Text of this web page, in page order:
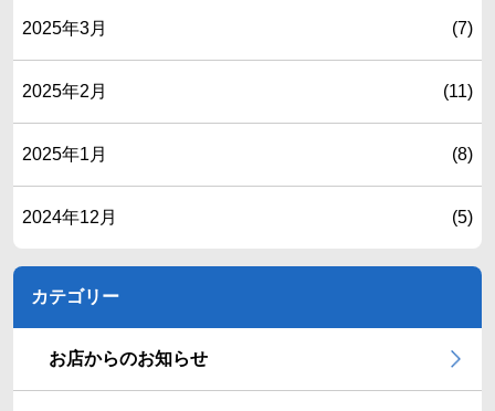
2025年3月 (7)
2025年2月 (11)
2025年1月 (8)
2024年12月 (5)
カテゴリー
お店からのお知らせ